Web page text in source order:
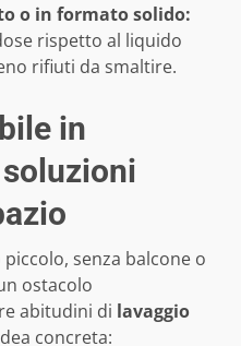
o in formato solido:
rispetto al liquido
rifiuti da smaltire.
in
senza balcone o
ostacolo
abitudini di lavaggio
concreta: